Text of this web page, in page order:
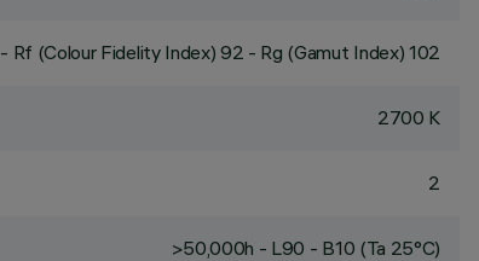
- Rf (Colour Fidelity Index) 92 - Rg (Gamut Index) 102
2700 K
2
>50,000h - L90 - B10 (Ta 25°C)